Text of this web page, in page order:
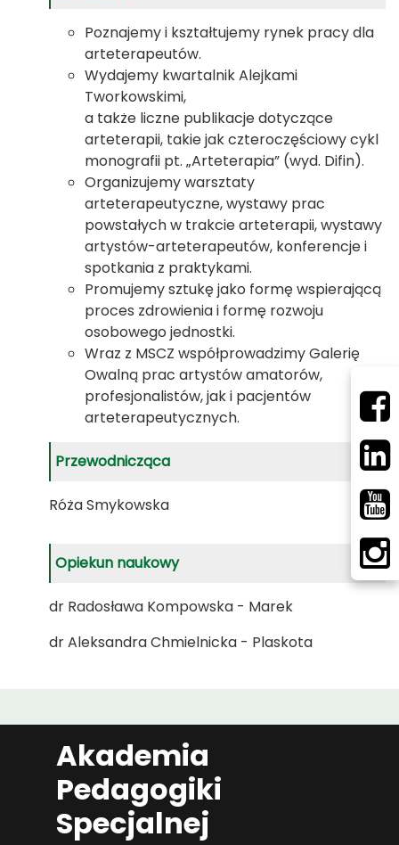
Poznajemy i kształtujemy rynek pracy dla
arteterapeutów.
Wydajemy kwartalnik Alejkami
Tworkowskimi,
a także liczne publikacje dotyczące
arteterapii, takie jak czteroczęściowy cykl
monografii pt. „Arteterapia” (wyd. Difin).
Organizujemy warsztaty
arteterapeutyczne, wystawy prac
powstałych w trakcie arteterapii, wystawy
artystów-arteterapeutów, konferencje i
spotkania z praktykami.
Promujemy sztukę jako formę wspierającą
proces zdrowienia i formę rozwoju
osobowego jednostki.
Wraz z MSCZ współprowadzimy Galerię
Owalną prac artystów amatorów,
profesjonalistów, jak i pacjentów
arteterapeutycznych.
Przewodnicząca
Róża Smykowska
Opiekun naukowy
dr Radosława Kompowska - Marek
dr Aleksandra Chmielnicka - Plaskota
Akademia
Pedagogiki
Specjalnej